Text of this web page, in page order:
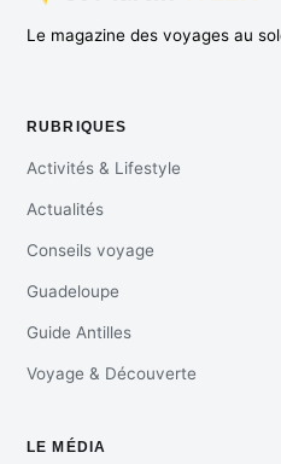
Le magazine des voyages au
RUBRIQUES
Activités & Lifestyle
Actualités
Conseils voyage
Guadeloupe
Guide Antilles
Voyage & Découverte
LE MÉDIA